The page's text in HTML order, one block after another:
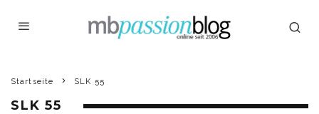
Startseite SLK 55
SLK 55